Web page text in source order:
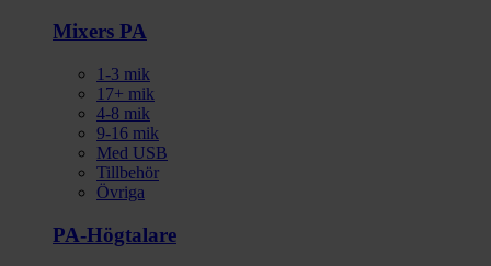
Mixers PA
1-3 mik
17+ mik
4-8 mik
9-16 mik
Med USB
Tillbehör
Övriga
PA-Högtalare